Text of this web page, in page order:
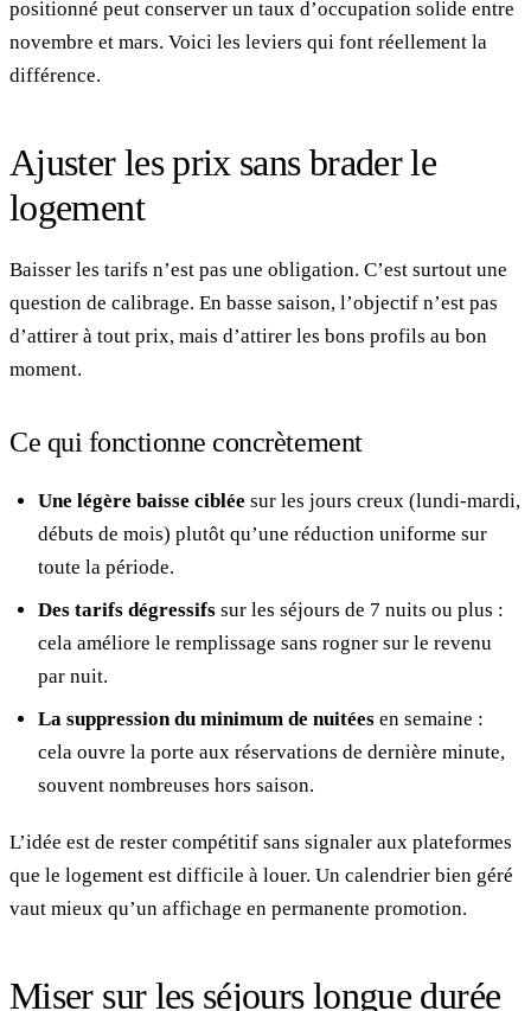
positionné peut conserver un taux d’occupation solide entre
novembre et mars. Voici les leviers qui font réellement la
différence.
Ajuster les prix sans brader le
logement
Baisser les tarifs n’est pas une obligation. C’est surtout une
question de calibrage. En basse saison, l’objectif n’est pas
d’attirer à tout prix, mais d’attirer les bons profils au bon
moment.
Ce qui fonctionne concrètement
Une légère baisse ciblée sur les jours creux (lundi-mardi,
débuts de mois) plutôt qu’une réduction uniforme sur
toute la période.
Des tarifs dégressifs sur les séjours de 7 nuits ou plus :
cela améliore le remplissage sans rogner sur le revenu
par nuit.
La suppression du minimum de nuitées en semaine :
cela ouvre la porte aux réservations de dernière minute,
souvent nombreuses hors saison.
L’idée est de rester compétitif sans signaler aux plateformes
que le logement est difficile à louer. Un calendrier bien géré
vaut mieux qu’un affichage en permanente promotion.
Miser sur les séjours longue durée